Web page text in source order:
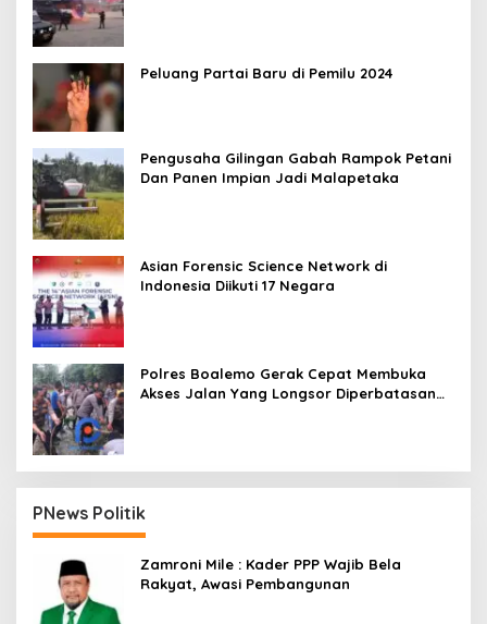
Peluang Partai Baru di Pemilu 2024
Pengusaha Gilingan Gabah Rampok Petani
Dan Panen Impian Jadi Malapetaka
Asian Forensic Science Network di
Indonesia Diikuti 17 Negara
Polres Boalemo Gerak Cepat Membuka
Akses Jalan Yang Longsor Diperbatasan
PNews Politik
Zamroni Mile : Kader PPP Wajib Bela
Rakyat, Awasi Pembangunan